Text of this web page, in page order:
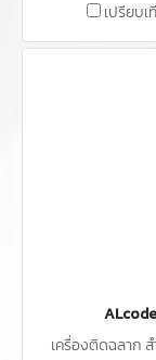
เปรียบเ
ALcode
เครื่องติดฉลาก